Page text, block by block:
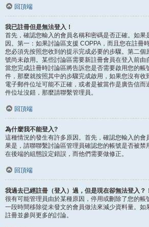
回頂端
我已註冊但是無法登入！
首先，確認您輸入的會員名稱和密碼是否正確。如果
因。第一：如果討論區支援 COPPA，而且您在註冊
您必須先按照您收到的提示完成必要的步驟。第二個
號尚未啟用。某些討論區需要新註冊會員在登入前由
當您完成註冊時討論區將告訴您是否需要啟用您的帳
件，那麼就按照其中的步驟完成啟用，如果您沒有收
電子郵件位址可能不正確，或者是被當作是廣告信而
件位址沒錯，那麼請聯繫管理員。
回頂端
為什麼我不能登入?
這種情況的發生有許多原因。首先，確認您輸入的會
果是，請聯聯繫討論區管理員確認您的帳號是否被禁
在後端的組態設定錯誤，而他們需要做修正。
回頂端
我過去已經註冊（登入）過，但是現在卻無法登入？！
很有可能管理員由於某種原因，停用或刪除了您的帳
一段時間移除從未發文的會員做法來減少資料量。如
註冊並參與更多的討論。